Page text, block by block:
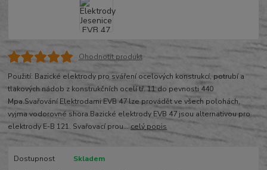
Ohodnotit produkt
Použití: Bazické elektrody pro sváření ocelových konstrukcí, potrubí a
tlakových nádob z konstrukčních ocelí tř. 11 do pevnosti 440
Mpa.Svařování Elektrodami EVB 47 lze provádět ve všech polohách,
vyjma vodorovné shora.Bazické elektrody EVB 47 jsou alternativou pro
elektrody E-B 121. Svařovací prou... celý popis
Dostupnost
Skladem